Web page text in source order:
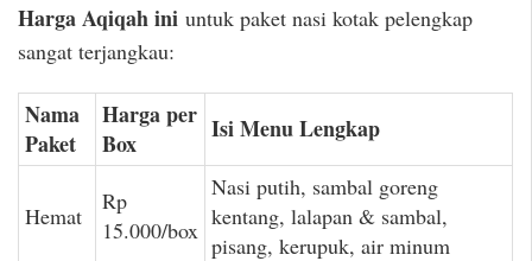
Harga Aqiqah ini untuk paket nasi kotak pelengkap
sangat terjangkau:
Nama
Paket
Harga per
Box
Isi Menu Lengkap
Hemat
Rp
15.000/box
Nasi putih, sambal goreng
kentang, lalapan & sambal,
pisang, kerupuk, air minum